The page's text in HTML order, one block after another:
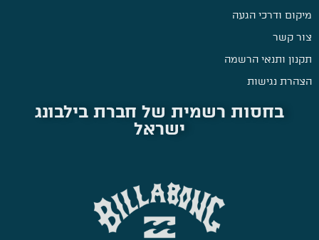
מיקום ודרכי הגעה
צור קשר
תקנון ותנאי הרשמה
הצהרת נגישות
בחסות רשמית של חברת בילבונג
ישראל